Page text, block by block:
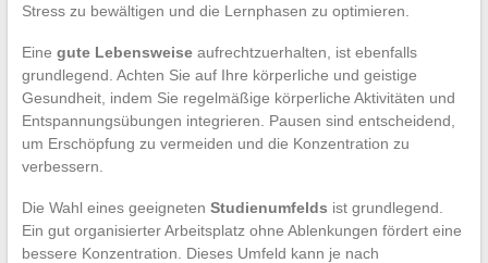
Stress zu bewältigen und die Lernphasen zu optimieren.
Eine gute Lebensweiseaufrechtzuerhalten, ist ebenfalls
grundlegend. Achten Sie auf Ihre körperliche und geistige
Gesundheit, indem Sie regelmäßige körperliche Aktivitäten und
Entspannungsübungen integrieren. Pausen sind entscheidend,
um Erschöpfung zu vermeiden und die Konzentration zu
verbessern.
Die Wahl eines geeigneten Studienumfelds ist grundlegend.
Ein gut organisierter Arbeitsplatz ohne Ablenkungen fördert eine
bessere Konzentration. Dieses Umfeld kann je nach